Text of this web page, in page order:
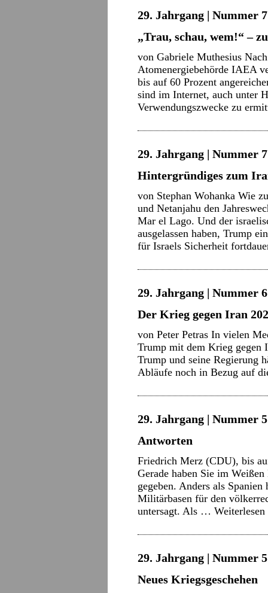
29. Jahrgang | Nummer
„Trau, schau, wem!“ –
von Gabriele Muthesius
Atomenergiebehörde IAEA
bis auf 60 Prozent
sind im Internet, auch unter
Verwendungszwecke zu
29. Jahrgang | Nummer
Hintergründiges zum
von Stephan Wohanka Wie
und Netanjahu den
Mar el Lago. Und der
ausgelassen haben, Trump
für Israels Sicherheit
29. Jahrgang | Nummer
Der Krieg gegen Iran
von Peter Petras In vielen
Trump mit dem Krieg gegen
Trump und seine Regierung
Abläufe noch in Bezug auf
29. Jahrgang | Nummer
Antworten
Friedrich Merz (CDU), bis
Gerade haben Sie im
gegeben. Anders als
Militärbasen für den
untersagt. Als … Weiterlesen
29. Jahrgang | Nummer
Neues Kriegsgeschehen